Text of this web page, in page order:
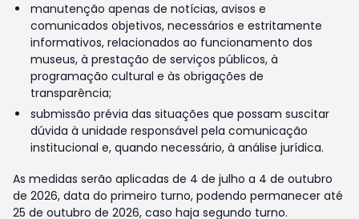
manutenção apenas de notícias, avisos e
comunicados objetivos, necessários e estritamente
informativos, relacionados ao funcionamento dos
museus, à prestação de serviços públicos, à
programação cultural e às obrigações de
transparência;
submissão prévia das situações que possam suscitar
dúvida à unidade responsável pela comunicação
institucional e, quando necessário, à análise jurídica.
As medidas serão aplicadas de 4 de julho a 4 de outubro
de 2026, data do primeiro turno, podendo permanecer até
25 de outubro de 2026, caso haja segundo turno.